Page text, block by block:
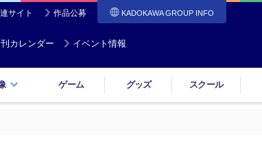
サイト 作品公募 KADOKAWA GROUP INFO
カレンダー イベント情報
ゲーム グッズ スクール